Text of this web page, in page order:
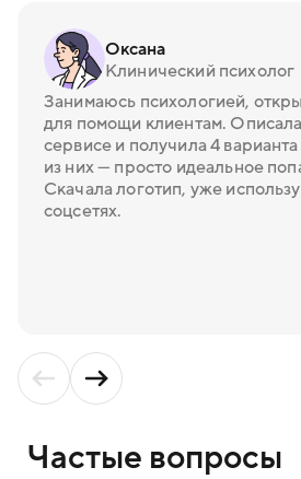
Оксана
Клинический психолог
Занимаюсь психологией,
для помощи клиентам. Описала
сервисе и получила 4
из них — просто идеальное
Скачала логотип, уже
соцсетях.
Частые вопросы